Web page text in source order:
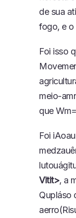
de sua
fogo, e o
Foi isso
meio-
que
Foi
Vitit>, a
Qupláso